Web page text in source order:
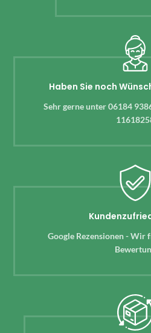
Haben Sie noch
Sehr gerne unter 06184
Google Rezensionen - Wir